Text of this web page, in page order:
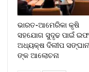
ଭାରତ-ଆମେରିକା କୃଷି
ସହଯୋଗ ସୁଦୃଢ ପାଇଁ
ଅଧ୍ୟକ୍ଷ ଦିଲୀପ
ଙ୍କ ଆଲୋଚନା